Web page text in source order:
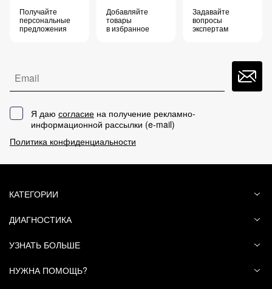
Получайте
персональные
предложения
Добавляйте
товары
в избранное
Задавайте
вопросы
экспертам
Email
Я даю согласие на получение рекламно-
информационной рассылки (e-mail)
Политика конфиденциальности
КАТЕГОРИИ
ДИАГНОСТИКА
УЗНАТЬ БОЛЬШЕ
НУЖНА ПОМОЩЬ?